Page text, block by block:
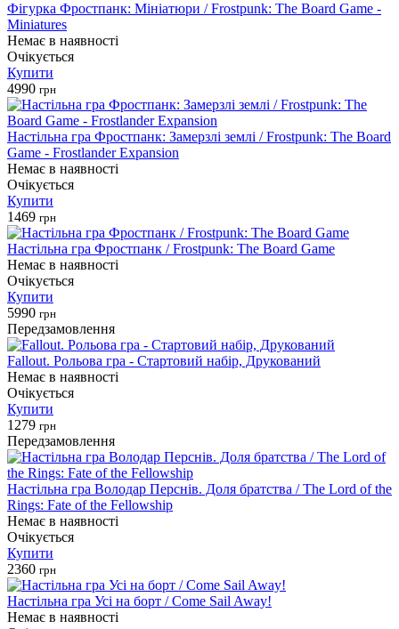
Фігурка Фростпанк: Мініатюри / Frostpunk: The Board Game -
Miniatures
Немає в наявності
Очікується
Купити
4990 грн
Настільна гра Фростпанк: Замерзлі землі / Frostpunk: The Board
Game - Frostlander Expansion
Немає в наявності
Очікується
Купити
1469 грн
Настільна гра Фростпанк / Frostpunk: The Board Game
Немає в наявності
Очікується
Купити
5990 грн
Передзамовлення
Fallout. Рольова гра - Стартовий набір, Друкований
Немає в наявності
Очікується
Купити
1279 грн
Передзамовлення
Настільна гра Володар Перснів. Доля братства / The Lord of the
Rings: Fate of the Fellowship
Немає в наявності
Очікується
Купити
2360 грн
Настільна гра Усі на борт / Come Sail Away!
Немає в наявності